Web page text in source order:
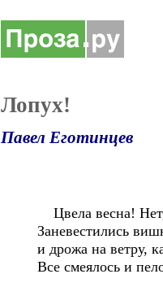
Лопух!
Павел Еготинцев
Цвела весна! Нет,
Заневестились
и дрожа на ветру,
Все смеялось и